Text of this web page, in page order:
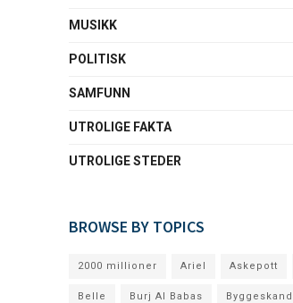
MUSIKK
POLITISK
SAMFUNN
UTROLIGE FAKTA
UTROLIGE STEDER
BROWSE BY TOPICS
2000 millioner Ariel Askepott
Belle Burj Al Babas